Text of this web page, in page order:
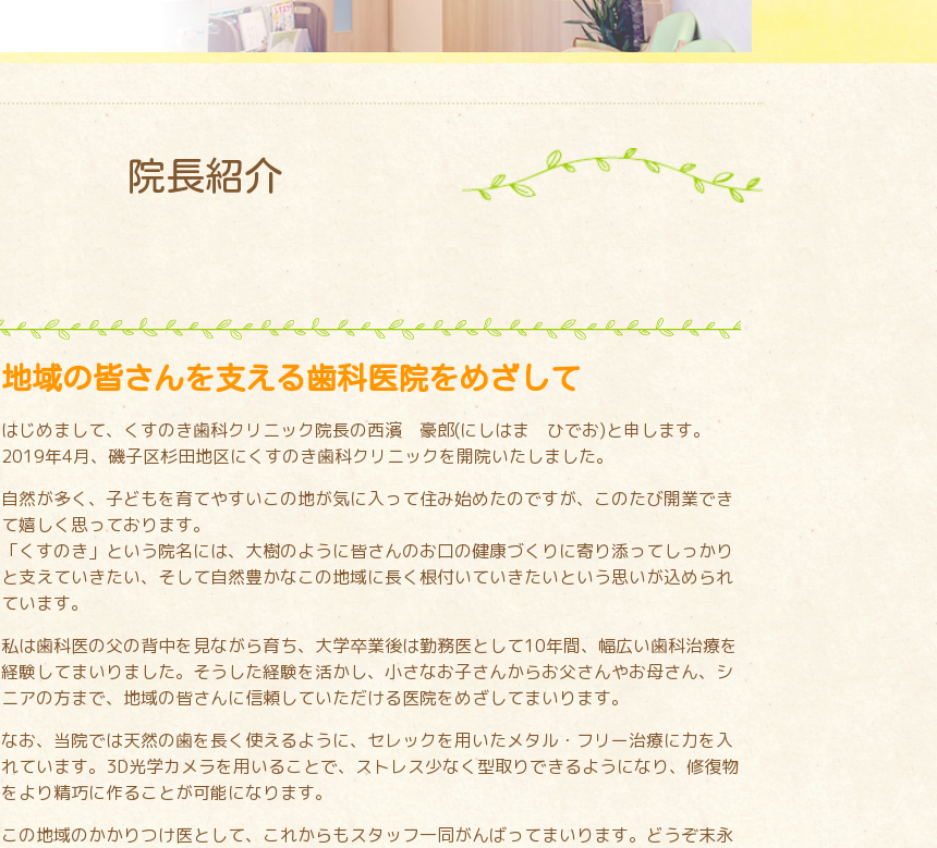
院長紹介
地域の皆さんを支える歯科医院をめざして
はじめまして、くすのき歯科クリニック院長の西濱 豪郎(にしはま ひでお)と申します。
2019年4月、磯子区杉田地区にくすのき歯科クリニックを開院いたしました。
自然が多く、子どもを育てやすいこの地が気に入って住み始めたのですが、このたび開業でき
て嬉しく思っております。
「くすのき」という院名には、大樹のように皆さんのお口の健康づくりに寄り添ってしっかり
と支えていきたい、そして自然豊かなこの地域に長く根付いていきたいという思いが込められ
ています。
私は歯科医の父の背中を見ながら育ち、大学卒業後は勤務医として10年間、幅広い歯科治療を
経験してまいりました。そうした経験を活かし、小さなお子さんからお父さんやお母さん、シ
ニアの方まで、地域の皆さんに信頼していただける医院をめざしてまいります。
なお、当院では天然の歯を長く使えるように、セレックを用いたメタル・フリー治療に力を入
れています。3D光学カメラを用いることで、ストレス少なく型取りできるようになり、修復物
をより精巧に作ることが可能になります。
この地域のかかりつけ医として、これからもスタッフ一同がんばってまいります。どうぞ末永